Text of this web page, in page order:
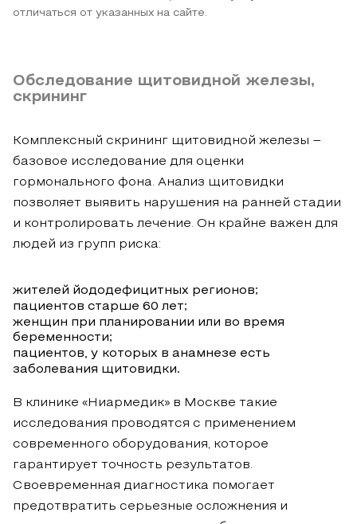
отличаться от указанных на сайте.
Обследование щитовидной железы,
скрининг
Комплексный скрининг щитовидной железы –
базовое исследование для оценки
гормонального фона. Анализ щитовидки
позволяет выявить нарушения на ранней стадии
и контролировать лечение. Он крайне важен для
людей из групп риска:
жителей йододефицитных регионов;
пациентов старше 60 лет;
женщин при планировании или во время
беременности;
пациентов, у которых в анамнезе есть
заболевания щитовидки.
В клинике «Ниармедик» в Москве такие
исследования проводятся с применением
современного оборудования, которое
гарантирует точность результатов.
Своевременная диагностика помогает
предотвратить серьезные осложнения и